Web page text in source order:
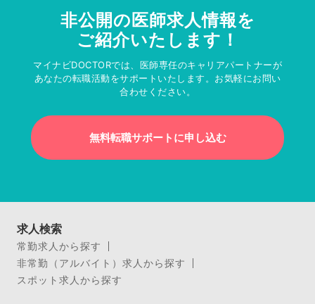
非公開の医師求人情報を
ご紹介いたします！
マイナビDOCTORでは、医師専任のキャリアパートナーが
あなたの転職活動をサポートいたします。お気軽にお問い
合わせください。
無料転職サポートに申し込む
求人検索
常勤求人から探す
非常勤（アルバイト）求人から探す
スポット求人から探す